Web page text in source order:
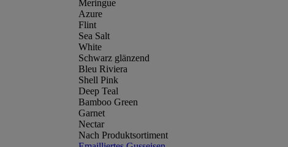
Meringue
Azure
Flint
Sea Salt
White
Schwarz glänzend
Bleu Riviera
Shell Pink
Deep Teal
Bamboo Green
Garnet
Nectar
Nach Produktsortiment